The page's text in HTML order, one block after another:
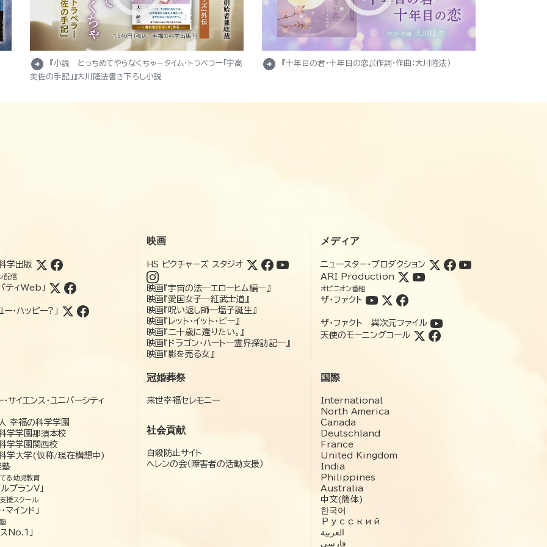
arrow_circle_right
『小説 とっちめてやらなくちゃ－タイム・トラベラー「宇高
美佐の手記」』大川隆法書き下ろし小説
arrow_circle_right 『十年目の君・十年目の恋』（作詞・作曲：大川隆法）
学出版
配信
ティWeb」
ー・ハッピー?」
映画
HS ピクチャーズ スタジオ
映画『宇宙の法―エローヒム編―』
映画『愛国女子―紅武士道』
映画『呪い返し師—塩子誕生』
映画『レット・イット・ビー』
映画『二十歳に還りたい。』
映画『ドラゴン・ハート―霊界探訪記―』
映画『影を売る女』
メディア
ニュースター・プロダクション
ARI Production
オピニオン番組
ザ・ファクト
ザ・ファクト 異次元ファイル
天使のモーニングコール
サイエンス・ユニバーシティ
幸福の科学学園
学学園那須本校
学学園関西校
学大学(仮称/現在構想中)
塾
る幼児教育
プランV」
援スクール
マインド」
スNo.1」
冠婚葬祭
来世幸福セレモニー
社会貢献
自殺防止サイト
ヘレンの会（障害者の活動支援）
国際
International
North America
Canada
Deutschland
France
United Kingdom
India
Philippines
Australia
中文(簡体)
한국어
Русский
العربية‏
فارسی